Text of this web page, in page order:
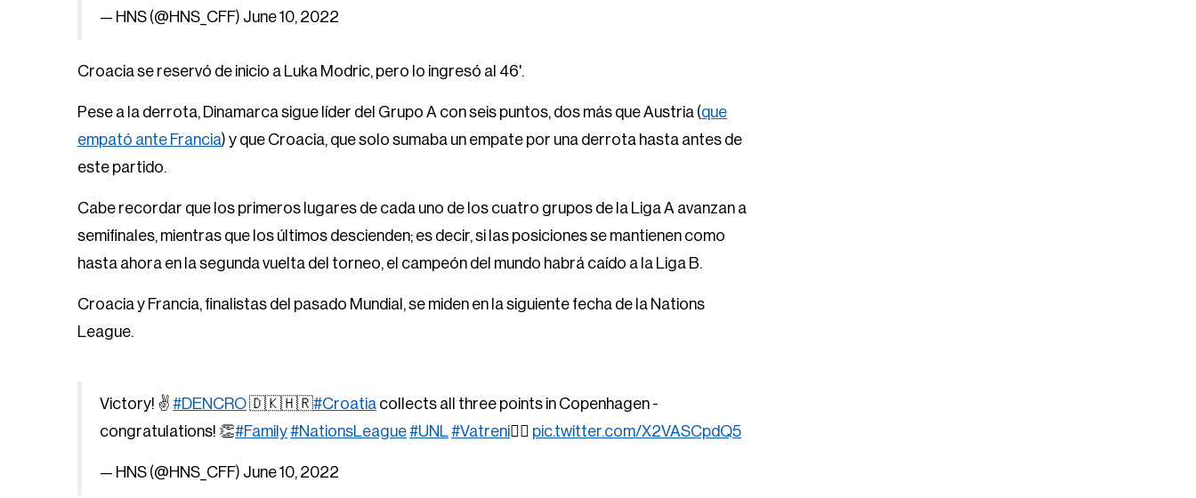
— HNS (@HNS_CFF) June 10, 2022
Croacia se reservó de inicio a Luka Modric, pero lo ingresó al 46'.
Pese a la derrota, Dinamarca sigue líder del Grupo A con seis puntos, dos más que Austria (que
empató ante Francia) y que Croacia, que solo sumaba un empate por una derrota hasta antes de
este partido.
Cabe recordar que los primeros lugares de cada uno de los cuatro grupos de la Liga A avanzan a
semifinales, mientras que los últimos descienden; es decir, si las posiciones se mantienen como
hasta ahora en la segunda vuelta del torneo, el campeón del mundo habrá caído a la Liga B.
Croacia y Francia, finalistas del pasado Mundial, se miden en la siguiente fecha de la Nations
League.
Victory! ✌️ #DENCRO🇩🇰🇭🇷#Croatia collects all three points in Copenhagen -
congratulations! 👏#Family#NationsLeague#UNL#Vatreni❤️‍🔥 pic.twitter.com/X2VASCpdQ5
— HNS (@HNS_CFF) June 10, 2022